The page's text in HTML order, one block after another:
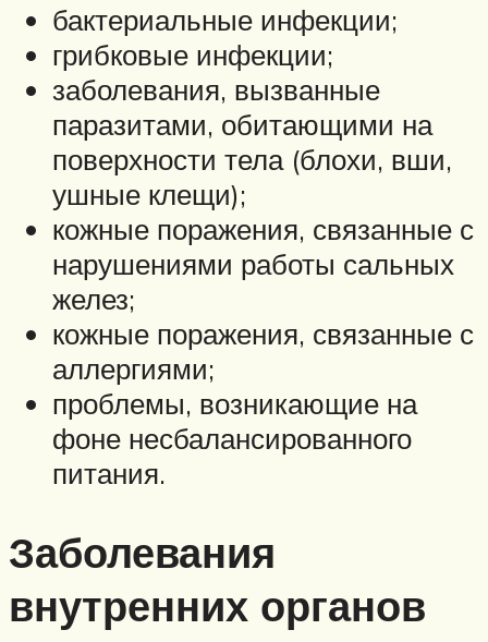
бактериальные инфекции;
грибковые инфекции;
заболевания, вызванные
паразитами, обитающими на
поверхности тела (блохи, вши,
ушные клещи);
кожные поражения, связанные с
нарушениями работы сальных
желез;
кожные поражения, связанные с
аллергиями;
проблемы, возникающие на
фоне несбалансированного
питания.
Заболевания
внутренних органов